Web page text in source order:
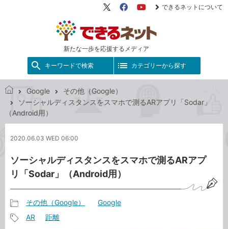
新たな一歩を応援するメディア
X（旧
FacebookYouTube
できるネットについて
キーワードで検索 カテゴリーから探す
で
き
ッ
Google
その他（Google）
ソーシャルディスタンスをスマホで測るARアプリ「Sodar」
（Android用）
2020.06.03 WED 06:00
ソーシャルディスタンスをスマホで測るARアプ
リ「Sodar」（Android用）
事
その他（Google） Google
AR 距離